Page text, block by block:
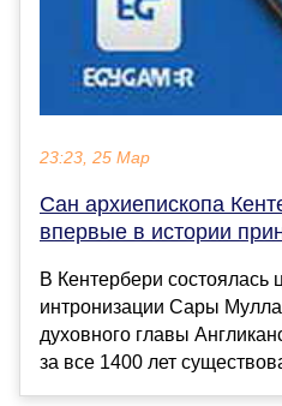
23:23, 25 Мар
Cан архиепископа
впервые в истории
В Кентербери состоялась
интронизации Сары
духовного главы
за все 1400 лет